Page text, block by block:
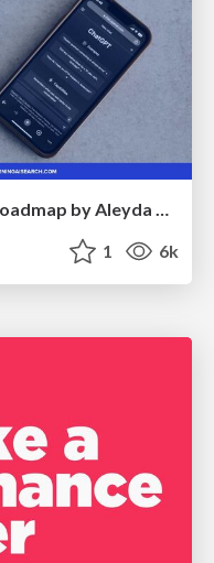
The AI Search Optimization Roadmap by Aleyda Solis
1 6k